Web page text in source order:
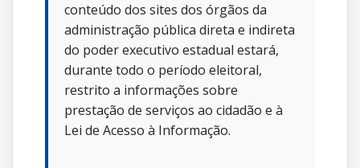
conteúdo dos sites dos órgãos da
administração pública direta e indireta
do poder executivo estadual estará,
durante todo o período eleitoral,
restrito a informações sobre
prestação de serviços ao cidadão e à
Lei de Acesso à Informação.